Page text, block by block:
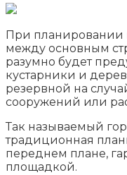
При планировании
между основным
разумно будет
кустарники и
резервной на
сооружений или
Так называемый
традиционная
переднем плане,
площадкой.